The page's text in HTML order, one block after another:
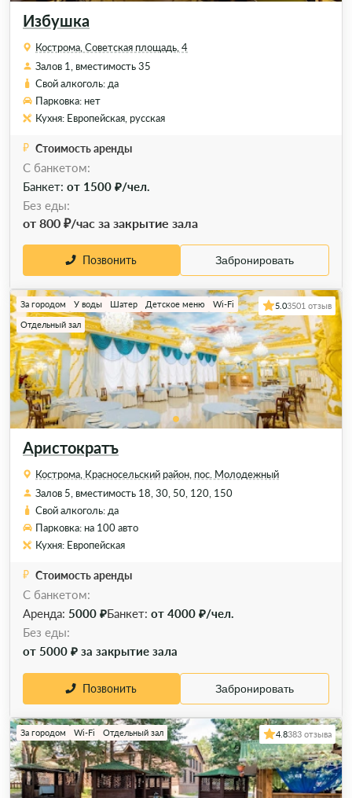
Избушка
Кострома, Советская площадь, 4
Залов 1, вместимость 35
Свой алкоголь: да
Парковка: нет
Кухня: Европейская, русская
Стоимость аренды
C банкетом:
Банкет: от 1500 ₽/чел.
Без еды:
от 800 ₽/час за закрытие зала
Позвонить Забронировать
Аристократъ
За городом У воды Шатер Детское меню
Wi-Fi
Отдельный зал
5.03501 отзыв
Кострома, Красносельский район, пос. Молодежный
Залов 5, вместимость 18, 30, 50, 120, 150
Свой алкоголь: да
Парковка: на 100 авто
Кухня: Европейская
Стоимость аренды
С банкетом:
Аренда: 5000 ₽Банкет: от 4000 ₽/чел.
Без еды:
от 5000 ₽ за закрытие зала
Позвонить Забронировать
За городом Wi-Fi Отдельный зал 4.8383 отзыва